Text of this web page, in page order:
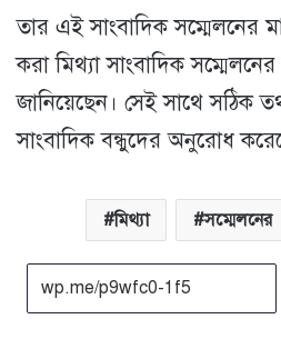
তার এই সাংবাদিক সম্মেলনের
করা মিথ্যা সাংবাদিক সম্মেলনের
জানিয়েছেন। সেই সাথে সঠিক
সাংবাদিক বন্ধুদের অনুরোধ
মিথ্যা সম্মেলনের